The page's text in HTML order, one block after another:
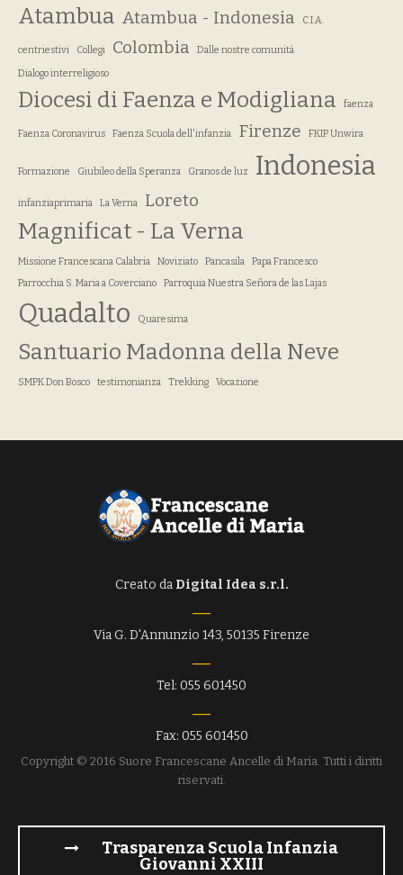
Atambua Atambua - Indonesia C.I.A.
centriestivi Collegi Colombia
Dalle nostre comunità
Dialogo interreligioso
Diocesi di Faenza e Modigliana faenza
Faenza Coronavirus Faenza Scuola dell'infanzia Firenze FKIP Unwira
Formazione Giubileo della Speranza Granos de luz Indonesia
infanziaprimaria La Verna Loreto
Magnificat - La Verna
Missione Francescana Calabria Noviziato Pancasila
Papa Francesco
Parrocchia S. Maria a Coverciano
Parroquia Nuestra Señora de las Lajas
Quadalto Quaresima
Santuario Madonna della Neve
SMPK Don Bosco testimonianza Trekking Vocazione
Creato da Digital Idea s.r.l.
Via G. D'Annunzio 143, 50135 Firenze
Tel: 055 601450
Fax: 055 601450
Copyright © 2016 Suore Francescane Ancelle di Maria. Tutti i diritti
riservati.
Trasparenza Scuola Infanzia
Giovanni XXIII